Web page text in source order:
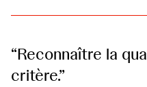
“Reconnaître la
critère.”